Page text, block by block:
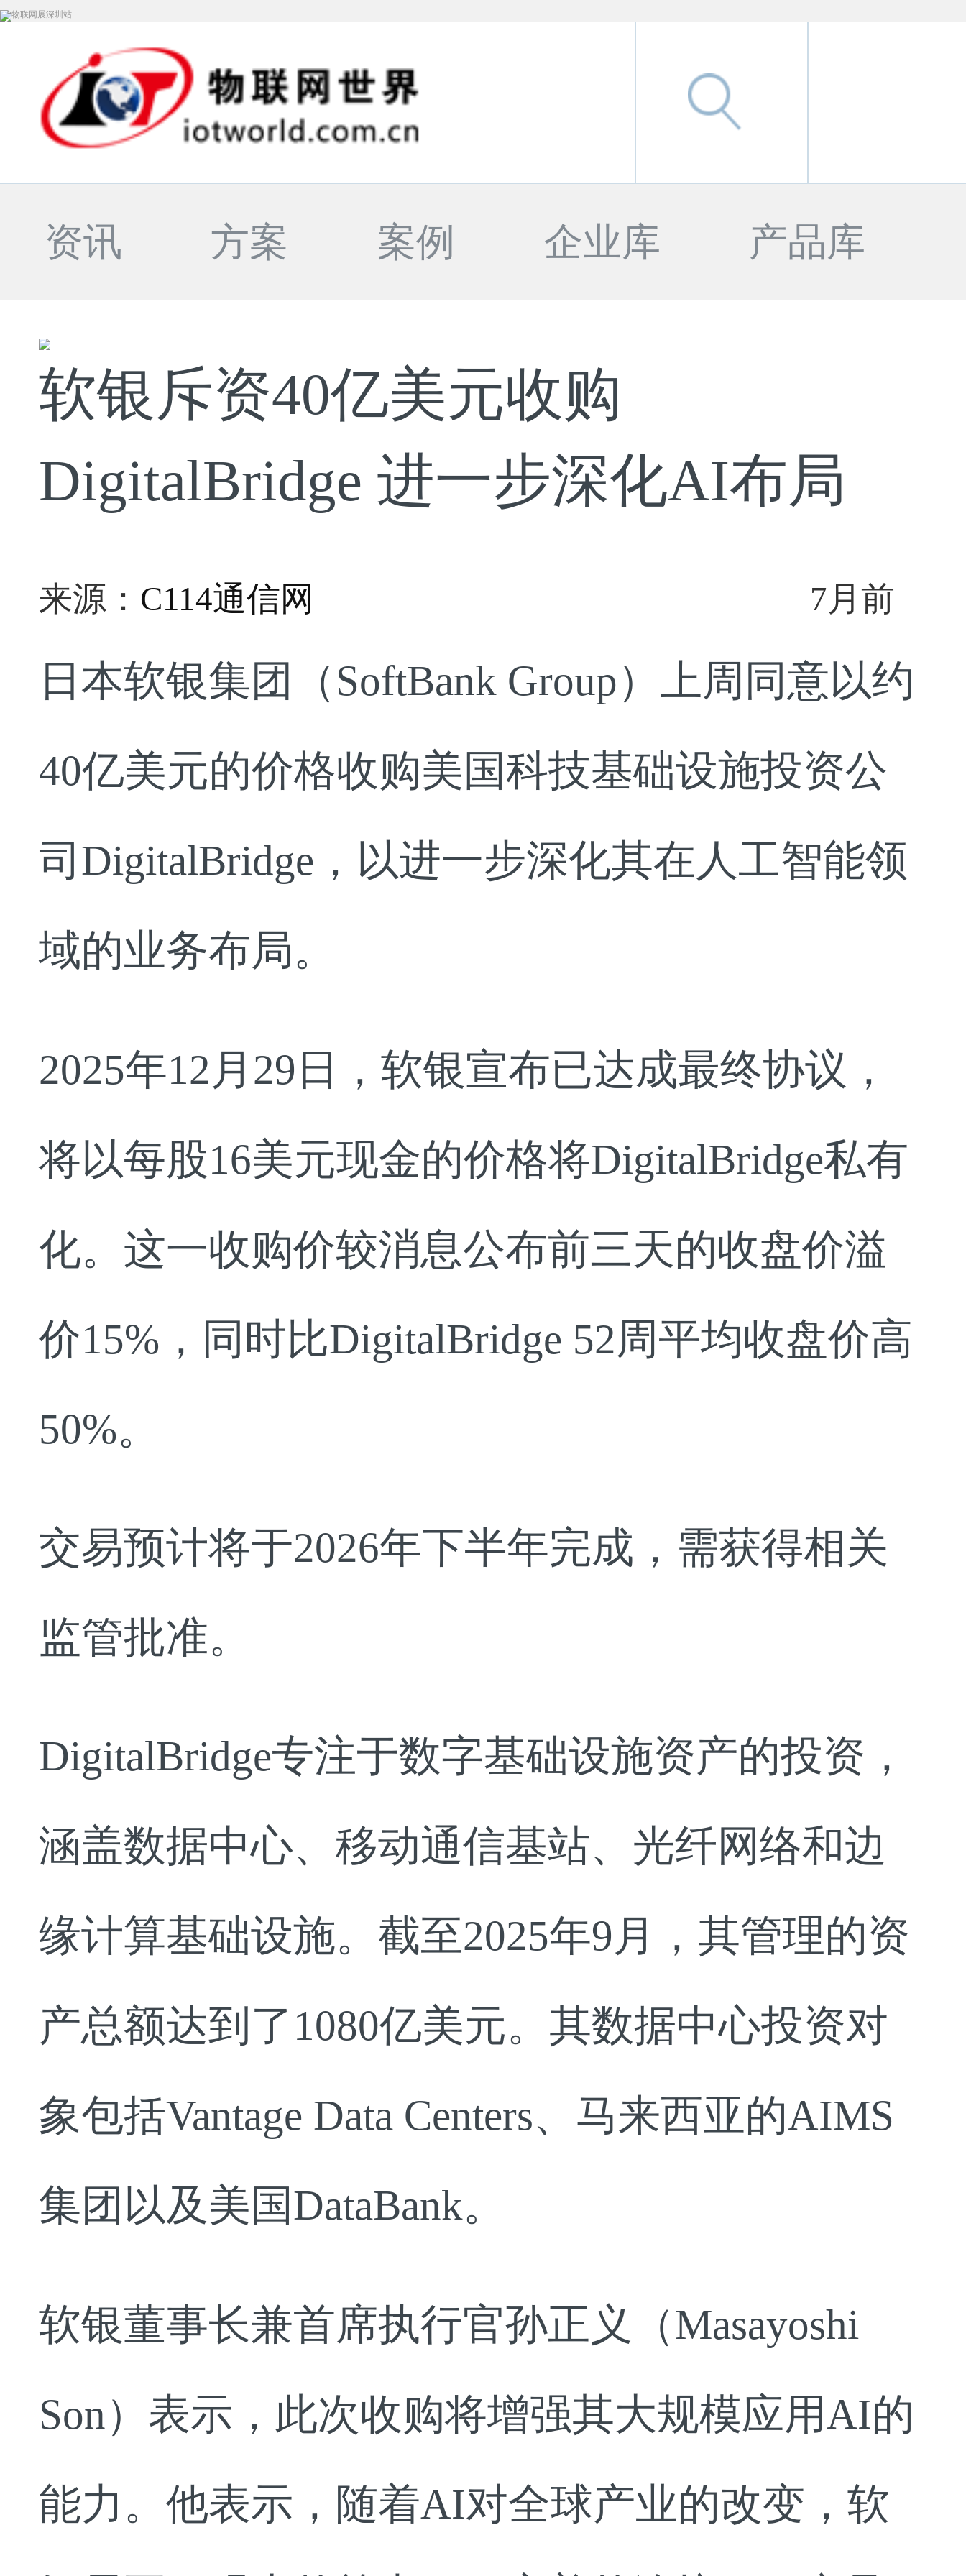
资讯 方案 案例 企业库 产品库
软银斥资40亿美元收购
DigitalBridge 进一步深化AI布局
来源： C114通信网 7月前
日本软银集团（SoftBank Group）上周同意以约
40亿美元的价格收购美国科技基础设施投资公
司DigitalBridge，以进一步深化其在人工智能领
域的业务布局。
2025年12月29日，软银宣布已达成最终协议，
将以每股16美元现金的价格将DigitalBridge私有
化。这一收购价较消息公布前三天的收盘价溢
价15%，同时比DigitalBridge 52周平均收盘价高
50%。
交易预计将于2026年下半年完成，需获得相关
监管批准。
DigitalBridge专注于数字基础设施资产的投资，
涵盖数据中心、移动通信基站、光纤网络和边
缘计算基础设施。截至2025年9月，其管理的资
产总额达到了1080亿美元。其数据中心投资对
象包括Vantage Data Centers、马来西亚的AIMS
集团以及美国DataBank。
软银董事长兼首席执行官孙正义（Masayoshi
Son）表示，此次收购将增强其大规模应用AI的
能力。他表示，随着AI对全球产业的改变，软